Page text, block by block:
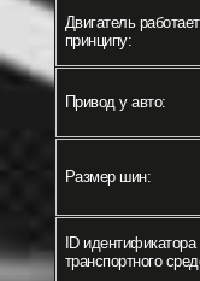
Двигатель
принципу:
Привод у авто:
Размер шин:
ID идентификатора
транспортного